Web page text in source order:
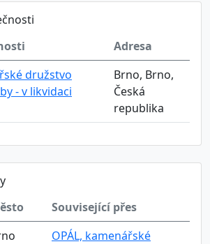
Adresa
družstvo
- v likvidaci
Brno, Brno,
Česká
republika
Související přes
OPÁL, kamenářské